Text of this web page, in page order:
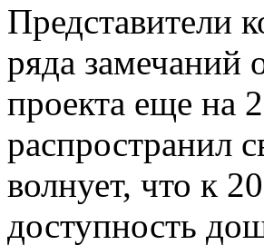
Представители
ряда замечаний
проекта еще на
распространил
волнует, что к
доступность